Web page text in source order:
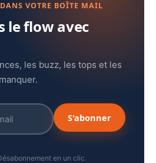
VOTRE BOÎTE MAIL
le flow avec
les buzz, les tops et les
S'abonner
en un clic.